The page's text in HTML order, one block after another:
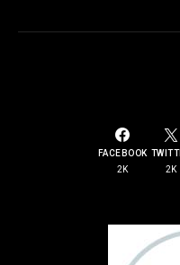
FACEBOOK
2K
2K